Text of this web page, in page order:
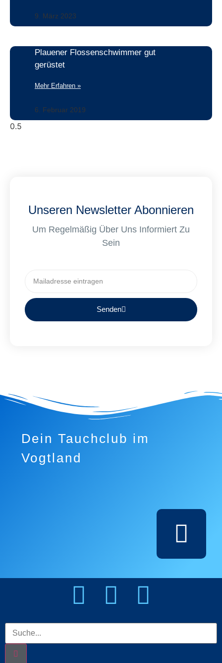
9. März 2023
Plauener Flossenschwimmer gut
gerüstet
Mehr Erfahren »
6. Februar 2019
Unseren Newsletter Abonnieren
Um Regelmäßig Über Uns Informiert Zu
Sein
Senden
Dein Tauchclub im
Vogtland